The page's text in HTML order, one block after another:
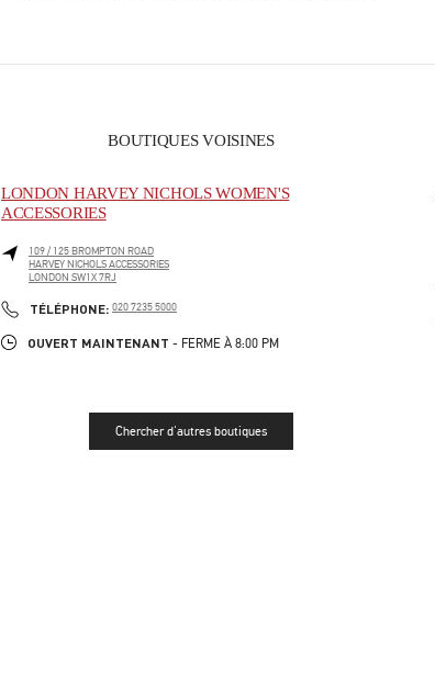
BOUTIQUES VOISINES
LONDON HARVEY NICHOLS WOMEN'S
ACCESSORIES
109 / 125 BROMPTON ROAD
HARVEY NICHOLS ACCESSORIES
LONDON SW1X 7RJ
TÉLÉPHONE: PHONE
020 7235 5000
OUVERT MAINTENANT - FERME À 8:00 PM
Chercher d'autres boutiques